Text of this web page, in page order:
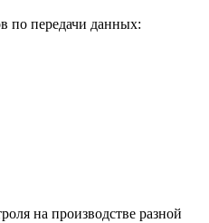
по передачи данных:
на производстве разной